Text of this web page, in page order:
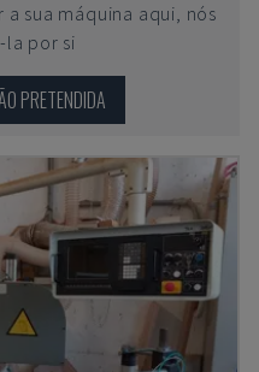
sua máquina aqui, nós
por si
PRETENDIDA